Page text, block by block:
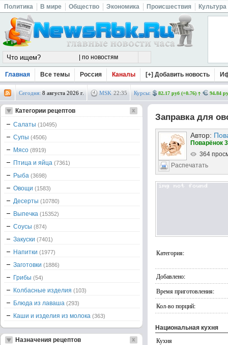
Политика В мире Общество Экономика Происшествия Культура
Главная Все темы Россия Каналы [+] Добавить новость
Сегодня: 8 августа 2026 г. MSK 22:35 Курсы: 82.17 руб (+0.76) 94.84
Заправка для
Автор:
Поварёнок
364
Распечатать
Категория:
Добавлено:
Время приготовления:
Кол-во порций:
Национальная кухня
Кухня
Категории рецептов
Салаты (10495)
Супы (4506)
Мясо (8919)
Птица и яйца (7361)
Рыба (3698)
Овощи (1583)
Десерты (10780)
Выпечка (15352)
Соусы (874)
Закуски (7401)
Напитки (1977)
Заготовки (1886)
Грибы (54)
Колбасные изделия (103)
Блюда из лаваша (293)
Каши и изделия из молока (363)
Назначения рецептов